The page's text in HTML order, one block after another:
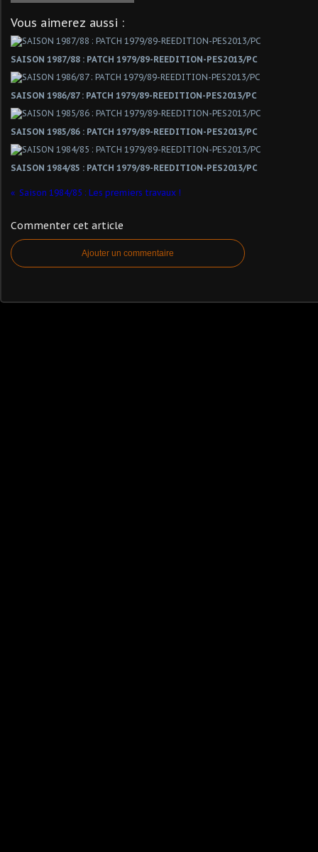
Vous aimerez aussi :
SAISON 1987/88 : PATCH 1979/89-REEDITION-PES2013/PC
SAISON 1986/87 : PATCH 1979/89-REEDITION-PES2013/PC
SAISON 1985/86 : PATCH 1979/89-REEDITION-PES2013/PC
SAISON 1984/85 : PATCH 1979/89-REEDITION-PES2013/PC
Saison 1984/85 : Les premiers travaux !
Commenter cet article
Ajouter un commentaire